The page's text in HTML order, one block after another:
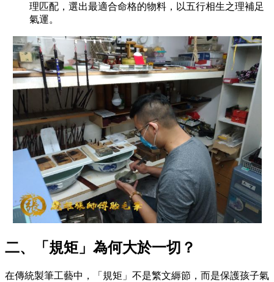
理匹配，選出最適合命格的物料，以五行相生之理補足
氣運。
二、「規矩」為何大於一切？
在傳統製筆工藝中，「規矩」不是繁文縟節，而是保護孩子氣